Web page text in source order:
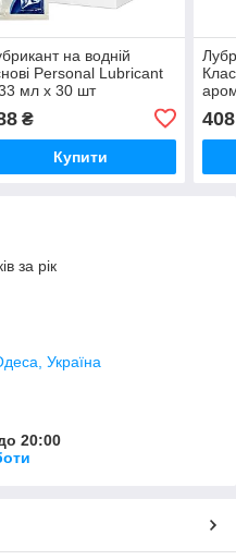
на водній
Personal Lubricant
мл x 30 шт
₴
Купити
408
за рік
Україна
20:00